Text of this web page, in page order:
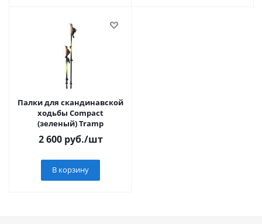
Палки для скандинавской
ходьбы Compact
(зеленый) Tramp
2 600руб./шт
В корзину